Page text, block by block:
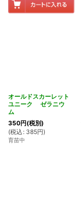
オールドスカーレット
ユニーク ゼラニウ
ム
350円(税別)
(税込 : 385円)
育苗中